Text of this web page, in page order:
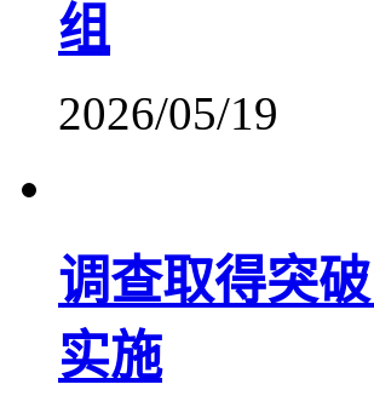
组
2026/05/19
调查取得突
实施